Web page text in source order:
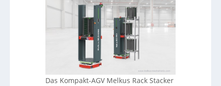
Das Kompakt-AGV Melkus Rack Stacker